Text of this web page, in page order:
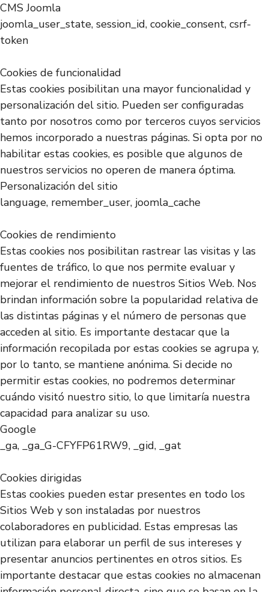
CMS Joomla
joomla_user_state, session_id, cookie_consent, csrf-
token
Cookies de funcionalidad
Estas cookies posibilitan una mayor funcionalidad y
personalización del sitio. Pueden ser configuradas
tanto por nosotros como por terceros cuyos servicios
hemos incorporado a nuestras páginas. Si opta por no
habilitar estas cookies, es posible que algunos de
nuestros servicios no operen de manera óptima.
Personalización del sitio
language, remember_user, joomla_cache
Cookies de rendimiento
Estas cookies nos posibilitan rastrear las visitas y las
fuentes de tráfico, lo que nos permite evaluar y
mejorar el rendimiento de nuestros Sitios Web. Nos
brindan información sobre la popularidad relativa de
las distintas páginas y el número de personas que
acceden al sitio. Es importante destacar que la
información recopilada por estas cookies se agrupa y,
por lo tanto, se mantiene anónima. Si decide no
permitir estas cookies, no podremos determinar
cuándo visitó nuestro sitio, lo que limitaría nuestra
capacidad para analizar su uso.
Google
_ga, _ga_G-CFYFP61RW9, _gid, _gat
Cookies dirigidas
Estas cookies pueden estar presentes en todo los
Sitios Web y son instaladas por nuestros
colaboradores en publicidad. Estas empresas las
utilizan para elaborar un perfil de sus intereses y
presentar anuncios pertinentes en otros sitios. Es
importante destacar que estas cookies no almacenan